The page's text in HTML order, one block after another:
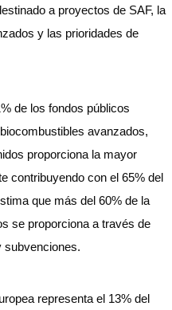
a proyectos de SAF, la
y las prioridades de
de los fondos públicos
avanzados,
proporciona la mayor
contribuyendo con el 65% del
que más del 60% de la
se proporciona a través de
subvenciones.
representa el 13% del